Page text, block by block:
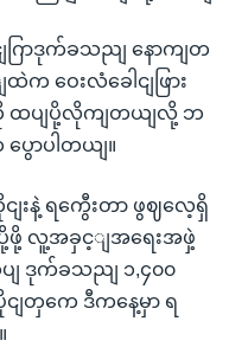
ဂြာဒုက်ခသညျ နောကျတ
ဝေးလံခေါငျဖြား
ဈကို ထပျပို့လိုကျတယျလို့ ဘ
ောပါတယျ။
ျးနဲ့ ရကွေီးတာ ဖွဈလေ့ရှိ
ဖို့ လူ့အခှင့ျအရေးအဖှဲ့
ျ ဒုက်ခသညျ ၁,၄၀၀
ငျတှကေ ဒီကနေ့မှာ ရ